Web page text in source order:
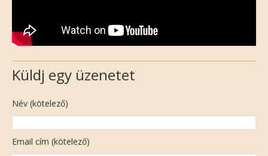
Küldj egy üzenetet
Név (kötelező)
Email cím (kötelező)